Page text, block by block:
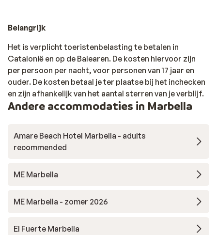
Belangrijk
Het is verplicht toeristenbelasting te betalen in
Catalonië en op de Balearen. De kosten hiervoor zijn
per persoon per nacht, voor personen van 17 jaar en
ouder. De kosten betaal je ter plaatse bij het inchecken
en zijn afhankelijk van het aantal sterren van je verblijf.
Andere accommodaties in Marbella
Amare Beach Hotel Marbella - adults
recommended
ME Marbella
ME Marbella - zomer 2026
El Fuerte Marbella